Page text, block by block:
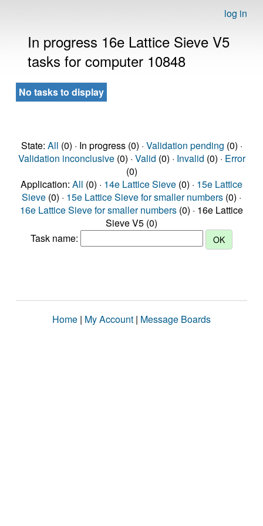
log in
In progress 16e Lattice Sieve V5
tasks for computer 10848
No tasks to display
State: All (0) · In progress (0) · Validation pending (0) ·
Validation inconclusive(0) · Valid (0) · Invalid (0) · Error
(0)
Application: All (0) · 14e Lattice Sieve (0) · 15e Lattice
Sieve (0) · 15e Lattice Sieve for smaller numbers (0) ·
16e Lattice Sieve for smaller numbers (0) · 16e Lattice
Sieve V5 (0)
Task name:
Home | My Account | Message Boards